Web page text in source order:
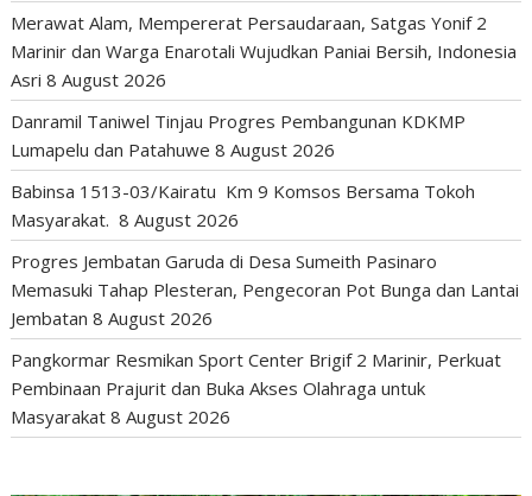
Merawat Alam, Mempererat Persaudaraan, Satgas Yonif 2
Marinir dan Warga Enarotali Wujudkan Paniai Bersih, Indonesia
Asri 8 August 2026
Danramil Taniwel Tinjau Progres Pembangunan KDKMP
Lumapelu dan Patahuwe 8 August 2026
Babinsa 1513-03/Kairatu Km 9 Komsos Bersama Tokoh
Masyarakat. 8 August 2026
Progres Jembatan Garuda di Desa Sumeith Pasinaro
Memasuki Tahap Plesteran, Pengecoran Pot Bunga dan Lantai
Jembatan 8 August 2026
Pangkormar Resmikan Sport Center Brigif 2 Marinir, Perkuat
Pembinaan Prajurit dan Buka Akses Olahraga untuk
Masyarakat 8 August 2026